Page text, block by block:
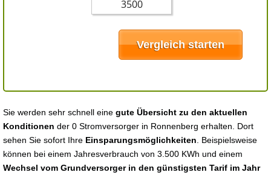
Sie werden sehr schnell eine gute Übersicht zu den aktuellen
Konditionen der 0 Stromversorger in Ronnenberg erhalten. Dort
sehen Sie sofort Ihre Einsparungsmöglichkeiten . Beispielsweise
können bei einem Jahresverbrauch von 3.500 KWh und einem
Wechsel vom Grundversorger in den günstigsten Tarif im Jahr